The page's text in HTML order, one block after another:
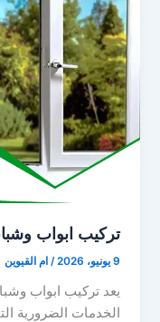
تركيب ابواب
9 يونيو، 2026 / ام القيوين
يعد تركيب ابواب
الخدمات الضرورية